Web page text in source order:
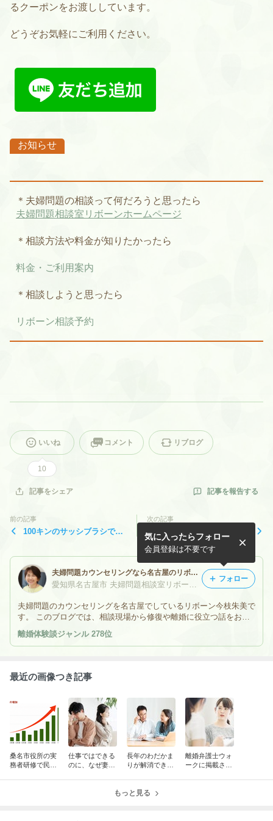
るクーポンをお渡ししています。
どうぞお気軽にご利用ください。
お知らせ
＊夫婦問題の相談って何だろうと思ったら
夫婦問題相談室リボーンホームページ
＊相談方法や料金が知りたかったら
料金・ご利用案内
＊相談しようと思ったら
リボーン相談予約
いいね
10
コメント リブログ
記事をシェア 記事を報告する
前の記事
100キンのサッシブラシでス
次の記事
大人の発達障害、困っている
のに「困った」と言われるの
です。
夫婦問題カウンセリングなら名古屋のリボーンへ！幸せへの道は離婚か修復か一緒に考えます
夫婦問題のカウンセリングを名古屋でしているリボーン今枝朱美で
す。 このブログでは、相談現場から修復や離婚に役立つ話をお伝
えしていきます。 リボーンの相談は男性も多く、夫婦同席相談も
しているので、相手の考えていることのヒントや自分への気づきに
気に入ったらフォロー
会員登録は不要です
フォロー
離婚体験談ジャンル 278位
最近の画像つき記事
桑名市役所の実
務者研修で民法
仕事ではできる
のに、なぜ妻と
長年のわだかま
りが解消できた
離婚弁護士ウォ
ークに掲載され
もっと見る